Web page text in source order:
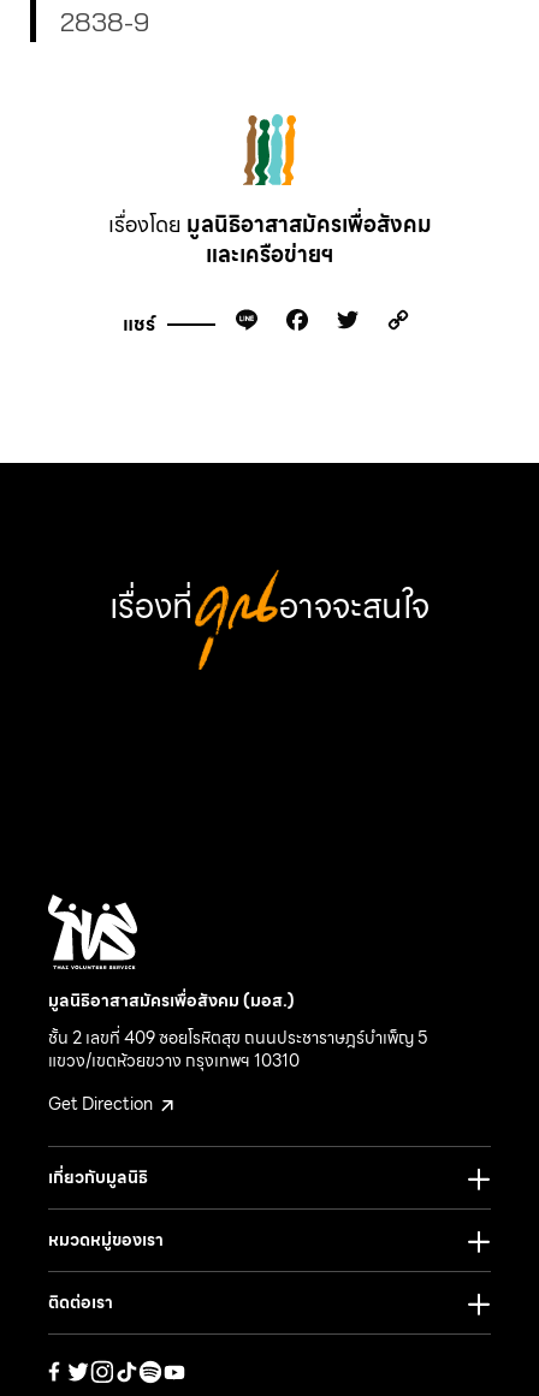
2838-9
เรื่องโดย มูลนิธิอาสาสมัครเพื่อสังคม
และเครือข่ายฯ
แชร์ Line Facebook
Twitter
เรื่องที่คุณ อาจจะสนใจ
มูลนิธิอาสาสมัครเพื่อสังคม (มอส.)
ชั้น 2 เลขที่ 409 ซอยโรหิตสุข ถนนประชาราษฎร์บำเพ็ญ 5
แขวง/เขตห้วยขวาง กรุงเทพฯ 10310
Get Direction
เกี่ยวกับมูลนิธิ
หมวดหมู่ของเรา
ติดต่อเรา